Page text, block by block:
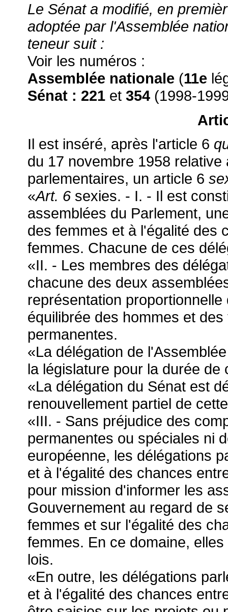
Le Sénat a modifié, en
adoptée par l'Assemblée
teneur suit :
Voir les numéros :
Assemblée nationale (11e
Sénat : 221 et 354 (1998-
Il est inséré, après l'article 6
du 17 novembre 1958
parlementaires, un article 6
«Art. 6 sexies. - I. - Il est
assemblées du Parlement,
des femmes et à l'égalité des
femmes. Chacune de ces
«II. - Les membres des
chacune des deux
représentation
équilibrée des hommes et
permanentes.
«La délégation de
la législature pour la durée de
«La délégation du Sénat est
renouvellement partiel de
«III. - Sans préjudice des
permanentes ou spéciales ni
européenne, les délégations
et à l'égalité des chances
pour mission d'informer les
Gouvernement au regard de
femmes et sur l'égalité des
femmes. En ce domaine,
lois.
«En outre, les délégations
et à l'égalité des chances